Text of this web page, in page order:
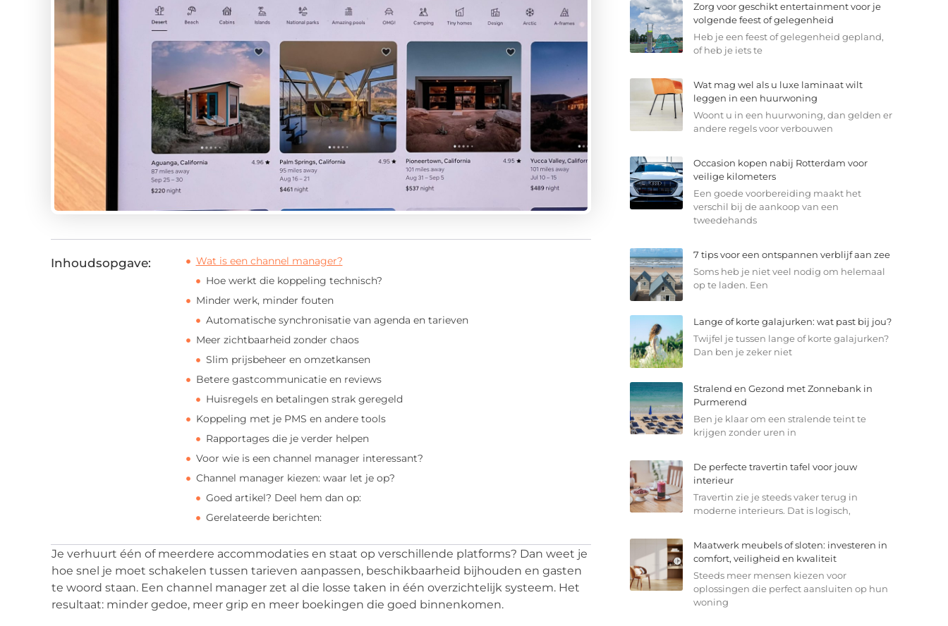
Inhoudsopgave:
Wat is een channel manager?
Hoe werkt die koppeling technisch?
Minder werk, minder fouten
Automatische synchronisatie van agenda en tarieven
Meer zichtbaarheid zonder chaos
Slim prijsbeheer en omzetkansen
Betere gastcommunicatie en reviews
Huisregels en betalingen strak geregeld
Koppeling met je PMS en andere tools
Rapportages die je verder helpen
Voor wie is een channel manager interessant?
Channel manager kiezen: waar let je op?
Goed artikel? Deel hem dan op:
Gerelateerde berichten:
Je verhuurt één of meerdere accommodaties en staat op verschillende platforms? Dan weet je
hoe snel je moet schakelen tussen tarieven aanpassen, beschikbaarheid bijhouden en gasten
te woord staan. Een channel manager zet al die losse taken in één overzichtelijk systeem. Het
resultaat: minder gedoe, meer grip en meer boekingen die goed binnenkomen.
Zorg voor geschikt entertainment voor je
volgende feest of gelegenheid
Heb je een feest of gelegenheid gepland,
of heb je iets te
Wat mag wel als u luxe laminaat wilt
leggen in een huurwoning
Woont u in een huurwoning, dan gelden er
andere regels voor verbouwen
Occasion kopen nabij Rotterdam voor
veilige kilometers
Een goede voorbereiding maakt het
verschil bij de aankoop van een
tweedehands
7 tips voor een ontspannen verblijf aan zee
Soms heb je niet veel nodig om helemaal
op te laden. Een
Lange of korte galajurken: wat past bij jou?
Twijfel je tussen lange of korte galajurken?
Dan ben je zeker niet
Stralend en Gezond met Zonnebank in
Purmerend
Ben je klaar om een stralende teint te
krijgen zonder uren in
De perfecte travertin tafel voor jouw
interieur
Travertin zie je steeds vaker terug in
moderne interieurs. Dat is logisch,
Maatwerk meubels of sloten: investeren in
comfort, veiligheid en kwaliteit
Steeds meer mensen kiezen voor
oplossingen die perfect aansluiten op hun
woning